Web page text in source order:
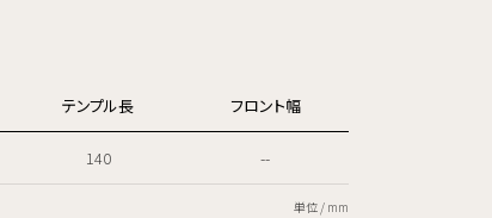
テンプル長 フロント幅
140 --
単位 / mm